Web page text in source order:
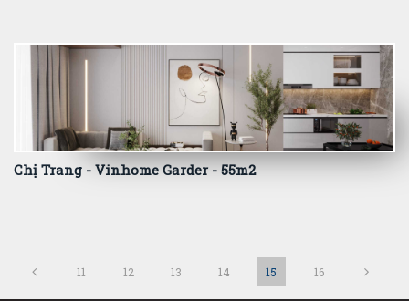
Chị Trang - Vinhome Garder - 55m2
11 12 13 14 15 16